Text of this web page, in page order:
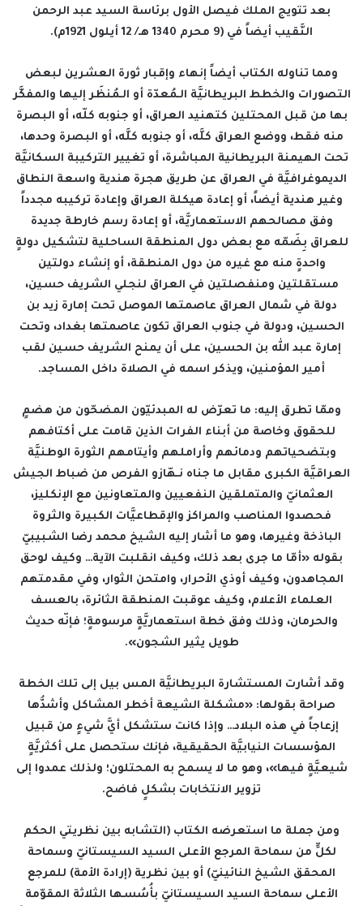
بعد تتويج الملك فيصل الأول برئاسة السيد عبد الرحمن
النَّقيب أيضاً في (9 محرم 1340 هـ/ 12 أيلول 1921م).
ومما تناوله الكتاب أيضاً إنهاء وإقبار ثورة العشرين لبعض
التصورات والخطط البريطانيَّة الـمُعدّة أو الـمُنظَر إليها والمفكَّر
بها من قبل المحتلين كتهنيد العراق، أو جنوبه كلّه، أو البصرة
منه فقط، ووضع العراق كلَّه، أو جنوبه كلَّه، أو البصرة وحدها،
تحت الهيمنة البريطانية المباشرة، أو تغيير التركيبة السكانيَّة
الديموغرافيَّة في العراق عن طريق هجرة هندية واسعة النطاق
وغير هندية أيضاً، أو إعادة هيكلة العراق وإعادة تركيبه مجدداً
وفق مصالحهم الاستعماريَّة، أو إعادة رسم خارطة جديدة
للعراق بِضَمّه مع بعض دول المنطقة الساحلية لتشكيل دولةٍ
واحدةٍ منه مع غيره من دول المنطقة، أو إنشاء دولتين
مستقلتين ومنفصلتين في العراق لنجلي الشريف حسين،
دولة في شمال العراق عاصمتها الموصل تحت إمارة زيد بن
الحسين، ودولة في جنوب العراق تكون عاصمتها بغداد، وتحت
إمارة عبد الله بن الحسين، على أن يمنح الشريف حسين لقب
أمير المؤمنين، ويذكر اسمه في الصلاة داخل المساجد.
وممّا تطرق إليه: ما تعرّض له المبدئيّون المضحّون من هضمٍ
للحقوق وخاصة من أبناء الفرات الذين قامت على أكتافهم
وبتضحياتهم ودمائهم وأراملهم وأيتامهم الثورة الوطنيَّة
العراقيَّة الكبرى مقابل ما جناه نـهّازو الفرص من ضباط الجيش
العثمانيّ والمتملقين النفعيين والمتعاونين مع الإنكليز،
فحصدوا المناصب والمراكز والإقطاعيَّات الكبيرة والثروة
الباذخة وغيرها، وهو ما أشار إليه الشيخ محمد رضا الشبيبيّ
بقوله «أمّا ما جرى بعد ذلك، وكيف انقلبت الآية… وكيف لوحق
المجاهدون، وكيف أوذي الأحرار، وامتحن الثوار، وفي مقدمتهم
العلماء الأعلام، وكيف عوقبت المنطقة الثائرة، بالعسف
والحرمان، وذلك وفق خطة استعماريَّةٍ مرسومةٍ؛ فإنّه حديث
طويل يثير الشجون».
وقد أشارت المستشارة البريطانيَّة المس بيل إلى تلك الخطة
صراحة بقولها: «مشكلة الشيعة أخطر المشاكل وأشدُّها
إزعاجاً في هذه البلاد… وإذا كانت ستشكل أيَّ شيءٍ من قبيل
المؤسسات النيابيَّة الحقيقية، فإنك ستحصل على أكثريَّةٍ
شيعيَّةٍ فيها»، وهو ما لا يسمح به المحتلون؛ ولذلك عمدوا إلى
تزوير الانتخابات بشكلٍ فاضح.
ومن جملة ما استعرضه الكتاب (التشابه بين نظريتي الحكم
لكلٍّ من سماحة المرجع الأعلى السيد السيستانيّ وسماحة
المحقق الشيخ النائينيّ) أو بين نظرية (إرادة الأمة) للمرجع
الأعلى سماحة السيد السيستانيّ بأُسُسها الثلاثة المقوّمة